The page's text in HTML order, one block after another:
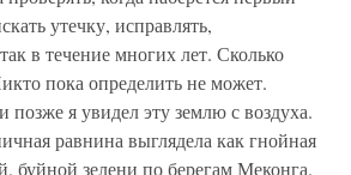
утечку, исправлять,
в течение многих лет. Сколько
пока определить не может.
я увидел эту землю с воздуха.
равнина выглядела как гнойная
буйной зелени по берегам Меконга.